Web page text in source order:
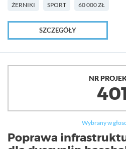
ŻERNIKI SPORT 60 000 ZŁ
SZCZEGÓŁY
NR
Wybrany w
Poprawa